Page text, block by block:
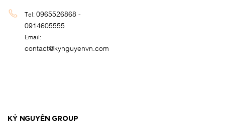
Tel:0965526868 -
0914605555
Email:
contact@kynguyenvn.com
KỶ NGUYÊN GROUP